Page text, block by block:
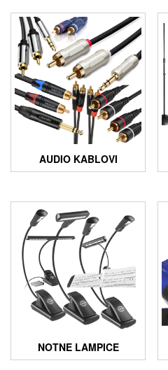
AUDIO KABLOVI
NOTNE LAMPICE